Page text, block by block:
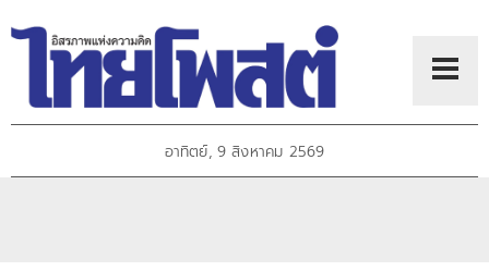
อาทิตย์, 9 สิงหาคม 2569